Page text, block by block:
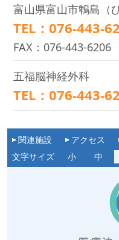
関連施設 アクセス
文字サイズ
小 中
富山県富山市鵯島（
TEL：076-443-
FAX：076-443-6206
五福脳神経外科
TEL：076-443-